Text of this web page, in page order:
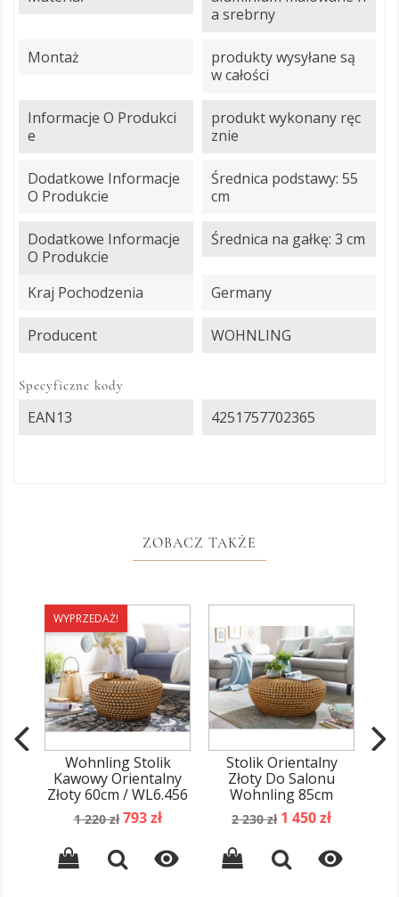
a srebrny
Montaż
produkty wysyłane są
w całości
Informacje O Produkci
E
produkt wykonany ręc
znie
Dodatkowe Informacje
O Produkcie
Średnica podstawy: 55
cm
Dodatkowe Informacje
O Produkcie
Średnica na gałkę: 3 cm
Kraj Pochodzenia Germany
Producent WOHNLING
Specyficzne kody
EAN13 4251757702365
ZOBACZ TAKŻE
WYPRZEDAŻ!
Wohnling Stolik
Kawowy Orientalny
Złoty 60cm / WL6.456
Cena
1 220 zł Cena
793 zł

Stolik Orientalny
Złoty Do Salonu
Wohnling 85cm
Cena
2 230 zł Cena
1 450 zł
